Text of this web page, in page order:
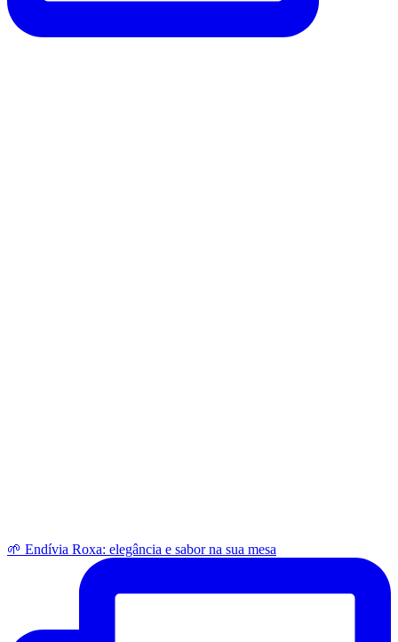
🌱 Endívia Roxa: elegância e sabor na sua mesa